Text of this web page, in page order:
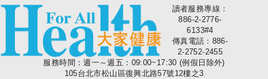
大家健康
讀者服務專線：
886-2-2776-
6133#4
傳真電話：886-
2-2752-2455
服務時間：週一～週五：09:00~17:30 (例假日除外)
105台北市松山區復興北路57號12樓之3